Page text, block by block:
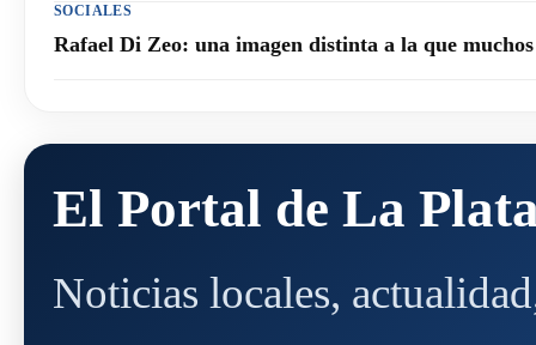
SOCIALES
Rafael Di Zeo: una imagen distinta a la que
El Portal de La
Noticias locales,